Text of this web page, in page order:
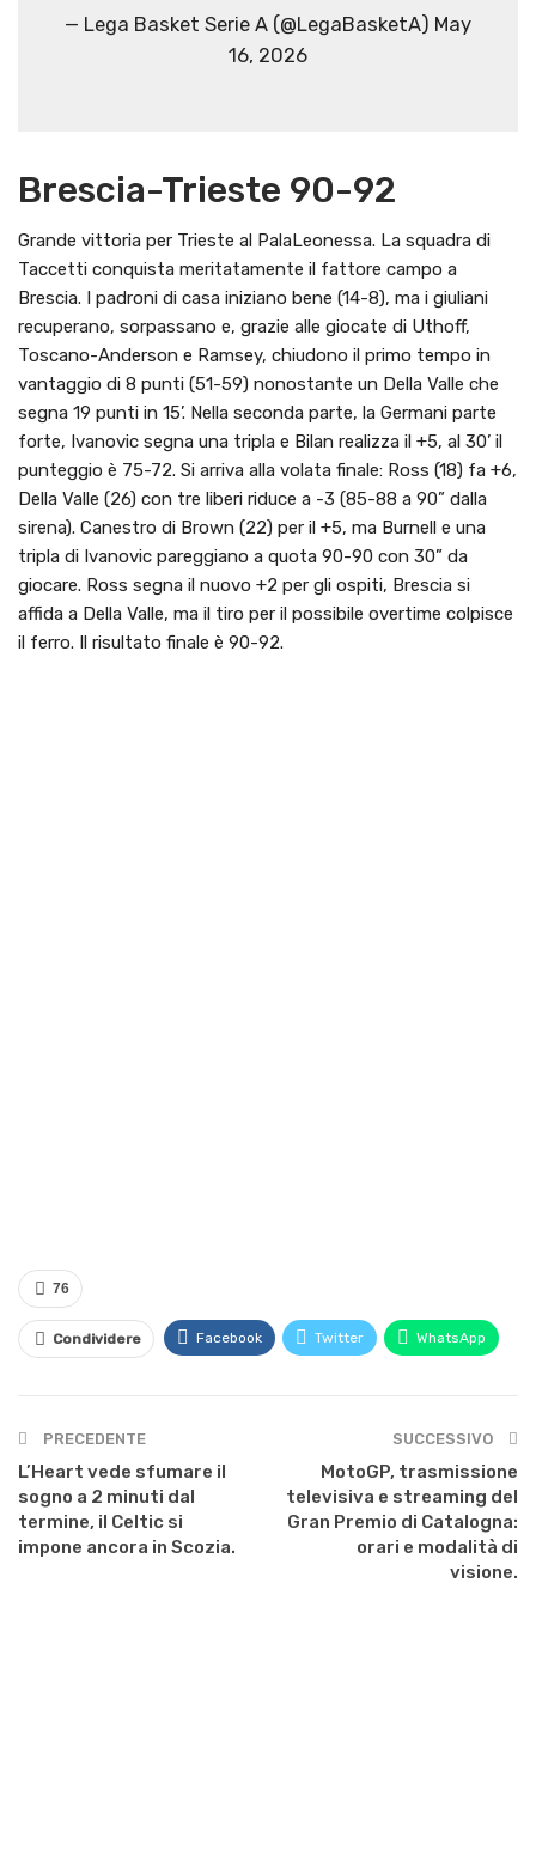
— Lega Basket Serie A (@LegaBasketA) May
16, 2026
Brescia-Trieste 90-92
Grande vittoria per Trieste al PalaLeonessa. La squadra di
Taccetti conquista meritatamente il fattore campo a
Brescia. I padroni di casa iniziano bene (14-8), ma i giuliani
recuperano, sorpassano e, grazie alle giocate di Uthoff,
Toscano-Anderson e Ramsey, chiudono il primo tempo in
vantaggio di 8 punti (51-59) nonostante un Della Valle che
segna 19 punti in 15’. Nella seconda parte, la Germani parte
forte, Ivanovic segna una tripla e Bilan realizza il +5, al 30’ il
punteggio è 75-72. Si arriva alla volata finale: Ross (18) fa +6,
Della Valle (26) con tre liberi riduce a -3 (85-88 a 90” dalla
sirena). Canestro di Brown (22) per il +5, ma Burnell e una
tripla di Ivanovic pareggiano a quota 90-90 con 30” da
giocare. Ross segna il nuovo +2 per gli ospiti, Brescia si
affida a Della Valle, ma il tiro per il possibile overtime colpisce
il ferro. Il risultato finale è 90-92.
76
Condividere Facebook Twitter WhatsApp
PRECEDENTE
L’Heart vede sfumare il
sogno a 2 minuti dal
termine, il Celtic si
impone ancora in Scozia.
SUCCESSIVO
MotoGP, trasmissione
televisiva e streaming del
Gran Premio di Catalogna:
orari e modalità di
visione.